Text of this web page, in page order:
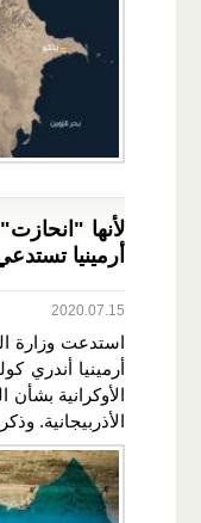
لأنها
أرمينيا
2020.07.15
استدعت وزارة
أرمينيا أندري
الأوكرانية بشأن
الأذربيجانية.